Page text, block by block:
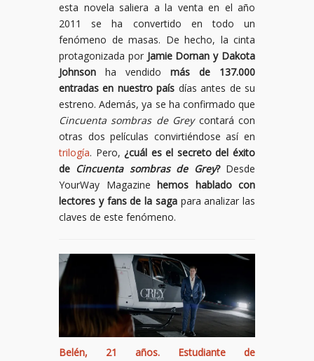
esta novela saliera a la venta en el año
2011 se ha convertido en todo un
fenómeno de masas. De hecho, la cinta
protagonizada por Jamie Dornan y Dakota
Johnson ha vendido más de 137.000
entradas en nuestro país días antes de su
estreno. Además, ya se ha confirmado que
Cincuenta sombras de Greycontará con
otras dos películas convirtiéndose así en
trilogía. Pero, ¿cuál es el secreto del éxito
de Cincuenta sombras de Grey?Desde
YourWay Magazine hemos hablado con
lectores y fans de la sagapara analizar las
claves de este fenómeno.
Belén, 21 años. Estudiante de